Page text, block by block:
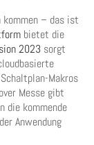
kommen – das ist
bietet die
2023 sorgt
Makros
Messe gibt
die kommende
Anwendung